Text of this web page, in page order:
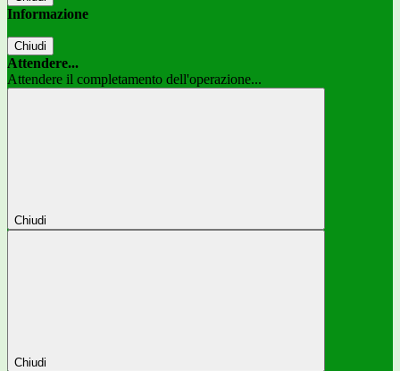
Informazione
Chiudi
Attendere...
Attendere il completamento dell'operazione...
Chiudi
Chiudi